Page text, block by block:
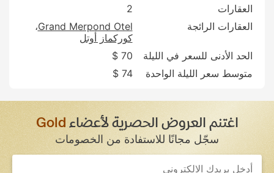
العقارات
2
العقارات الرائجة
Grand Merpond Otel
كوركماز أوتل
الحد الأدنى للسعر في الليلة
70 $
متوسط سعر الليلة الواحدة
74 $
اغتنم العروض الحصرية لأعضاءGold
سجّل مجانًا للاستفادة من الخصومات